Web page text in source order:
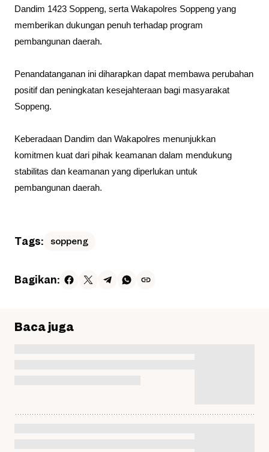
Dandim 1423 Soppeng, serta Wakapolres Soppeng yang
memberikan dukungan penuh terhadap program
pembangunan daerah.
Penandatanganan ini diharapkan dapat membawa perubahan
positif dan peningkatan kesejahteraan bagi masyarakat
Soppeng.
Keberadaan Dandim dan Wakapolres menunjukkan
komitmen kuat dari pihak keamanan dalam mendukung
stabilitas dan keamanan yang diperlukan untuk
pembangunan daerah.
Tags: soppeng
Bagikan:
Baca juga